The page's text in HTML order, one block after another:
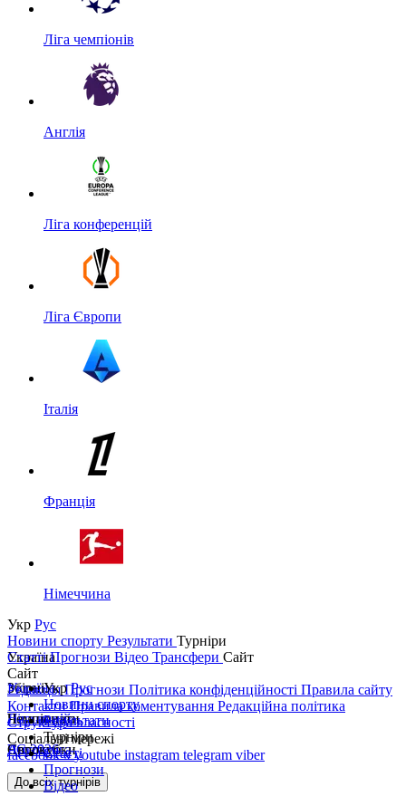
Ліга чемпіонів
Англія
Ліга конференцій
Ліга Європи
Італія
Франція
Німеччина
Укр Рус
Новини спорту Результати Турніри
Україна
Україна
Перша ліга
Друга ліга
Кубок України
Збірні
Ліга націй
ЧС 2026
Чемпіонати
Англія
Іспанія
Єврокубки
Ліга чемпіонів
До всіх турнірів
СтаттіПрогнози Відео Трансфери Сайт
Сайт
РедакціяПрогнози Політика конфіденційності Правила сайту
КонтактиПравила коментування Редакційна політика
Структура власності
Соціальні мережі
facebookxyoutube instagram telegram viber
УкрРус
Новини спорту
Результати
Турніри
Статті
Прогнози
Відео